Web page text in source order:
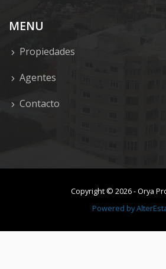
MENU
Propiedades
Agentes
Contacto
Copyright © 2026-Orya
Powered by